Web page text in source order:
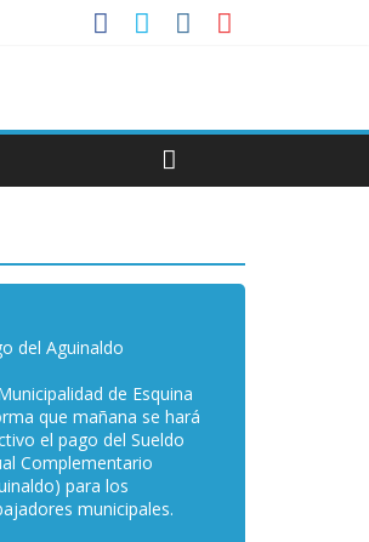
del Aguinaldo
de Esquina
que mañana se hará
el pago del Sueldo
Complementario
para los
municipales.